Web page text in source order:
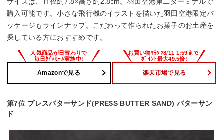
購入可能です。小さな飛行機のイラストを描いた羽田空港限定パ
ッケージもラインナップ。こだわって作られたお菓子のお土産を
探している方におすすめです。
Amazonで見る 楽天市場で見る
第7位 プレスバターサンド(PRESS BUTTER SAND) バターサン
ド